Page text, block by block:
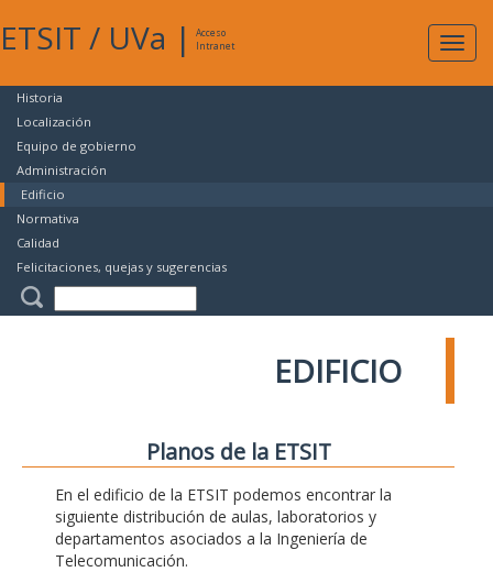
ETSIT / UVa |
Acceso
Intranet
Historia
Localización
Equipo de gobierno
Administración
Edificio
Normativa
Calidad
Felicitaciones, quejas y sugerencias
EDIFICIO
Planos de la ETSIT
En el edificio de la ETSIT podemos encontrar la
siguiente distribución de aulas, laboratorios y
departamentos asociados a la Ingeniería de
Telecomunicación.